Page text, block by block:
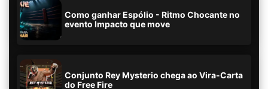
Como ganhar Espólio - Ritmo Chocante no
evento Impacto que move
Conjunto Rey Mysterio chega ao Vira-Carta
do Free Fire